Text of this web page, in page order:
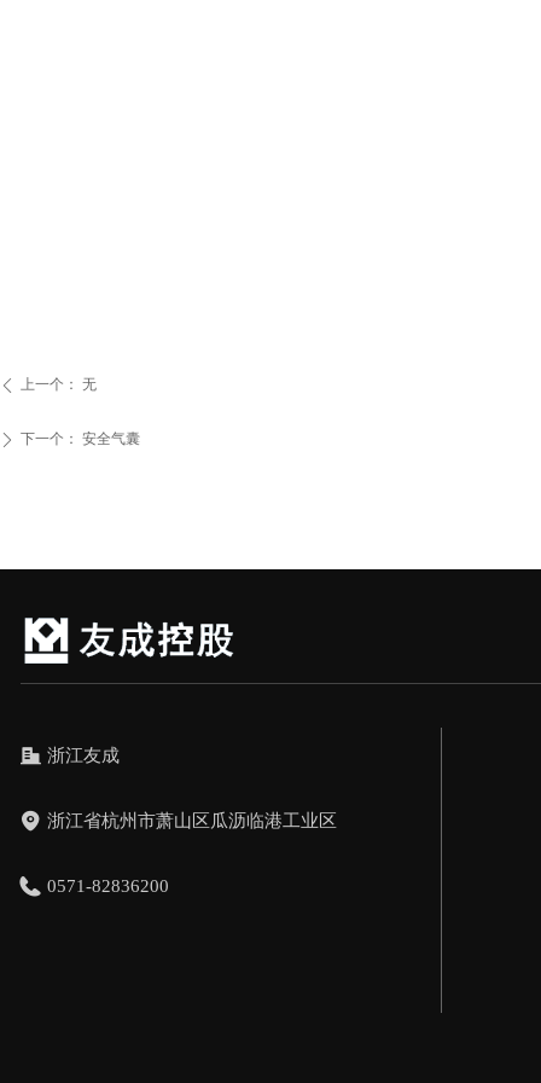
ꄴ 上一个： 无
ꄲ 下一个： 安全气囊
浙江友成
浙江省杭州市萧山区瓜沥临港工业区
0571-82836200